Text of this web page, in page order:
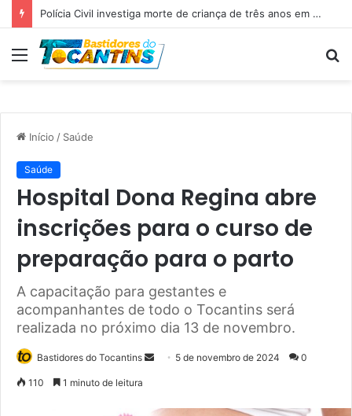
Professora Dorinha lidera disputa pelo Governo do Tocantins com 37,4% das intenções de voto, aponta pesquisa
Menu
Início / Saúde
Saúde
Hospital Dona Regina abre
inscrições para o curso de
preparação para o parto
A capacitação para gestantes e
acompanhantes de todo o Tocantins será
realizada no próximo dia 13 de novembro.
Bastidores do Tocantins 5 de novembro de 2024 0
110 1 minuto de leitura